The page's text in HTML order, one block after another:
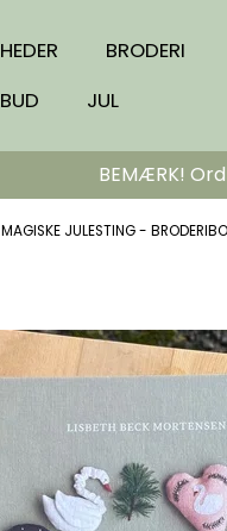
BRODERI
JUL
BEMÆRK!
MAGISKE JULESTING -